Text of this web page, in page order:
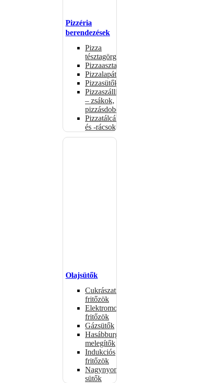
Pizzéria
berendezések
Pizza
tésztagörgők
Pizzaasztalok
Pizzalapátok
Pizzasütők
Pizzaszállítás
– zsákok,
pizzásdobozok
Pizzatálcák
és -rácsok
Olajsütők
Cukrászati
fritőzök
Elektromos
fritőzök
Gázsütők
Hasábburgonya
melegítők
Indukciós
fritőzök
Nagynyomású
sütők